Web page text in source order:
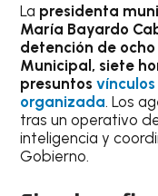
La presidenta
María Bayardo
detención de
Municipal, siete
presuntos
organizada. Los
tras un operativo
inteligencia y
Gobierno.